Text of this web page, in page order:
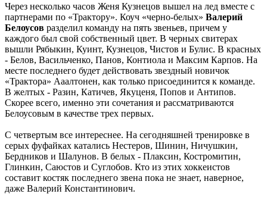
Через несколько часов Женя Кузнецов вышел на лед вместе с
партнерами по «Трактору». Коуч «черно-белых» Валерий
Белоусов разделил команду на пять звеньев, причем у
каждого был свой собственный цвет. В черных свитерах
вышли Рябыкин, Куинт, Кузнецов, Чистов и Булис. В красных
- Белов, Васильченко, Панов, Контиола и Максим Карпов. На
месте последнего будет действовать звездный новичок
«Трактора» Ааалтонен, как только присоединится к команде.
В желтых - Разин, Катичев, Якуценя, Попов и Антипов.
Скорее всего, именно эти сочетания и рассматриваются
Белоусовым в качестве трех первых.
С четвертым все интереснее. На сегодняшней тренировке в
серых фуфайках катались Нестеров, Шинин, Ничушкин,
Бердников и Шалунов. В белых - Плаксин, Костромитин,
Глинкин, Саюстов и Суглобов. Кто из этих хоккеистов
составит костяк последнего звена пока не знает, наверное,
даже Валерий Константинович.